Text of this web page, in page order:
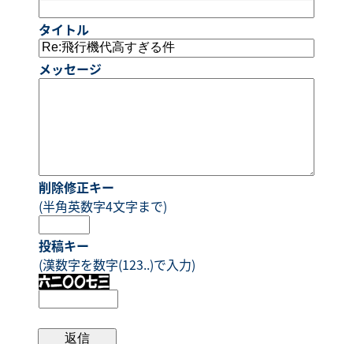
タイトル
メッセージ
削除修正キー
(半角英数字4文字まで)
投稿キー
(漢数字を数字(123..)で入力)